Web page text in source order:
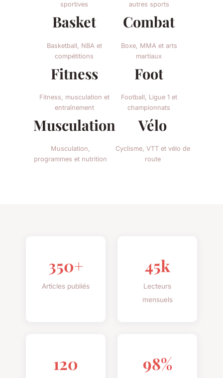
sportives
autres sports
Basket
Basketball, NBA et
compétitions
Combat
Boxe, MMA et arts
martiaux
Fitness
Fitness, musculation et
entraînement
Foot
Football, Ligue 1 et
championnats
Musculation
Musculation,
programmes et nutrition
Vélo
Cyclisme, VTT et vélo de
route
350+
Articles publiés
45k
Lecteurs
mensuels
120 98%